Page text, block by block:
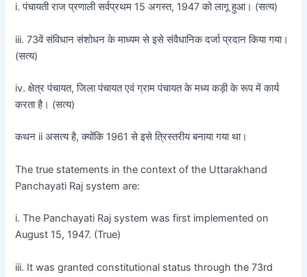
i. पंचायती राज प्रणाली सर्वप्रथम 15 अगस्त, 1947 को लागू हुआ। (सत्य)
iii. 73वें संविधान संशोधन के माध्यम से इसे संवैधानिक दर्जा प्रदान किया गया।
(सत्य)
iv. क्षेत्र पंचायत, जिला पंचायत एवं ग्राम पंचायत के मध्य कड़ी के रूप में कार्य
करता है। (सत्य)
कथन ii असत्य है, क्योंकि 1961 से इसे त्रिस्तरीय बनाया गया था।
The true statements in the context of the Uttarakhand
Panchayati Raj system are:
i. The Panchayati Raj system was first implemented on
August 15, 1947. (True)
iii. It was granted constitutional status through the 73rd